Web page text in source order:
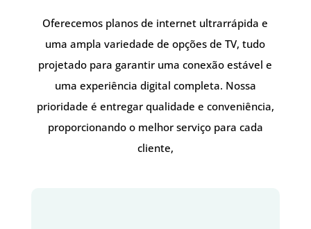
Oferecemos planos de internet ultrarrápida e
uma ampla variedade de opções de TV, tudo
projetado para garantir uma conexão estável e
uma experiência digital completa. Nossa
prioridade é entregar qualidade e conveniência,
proporcionando o melhor serviço para cada
cliente,